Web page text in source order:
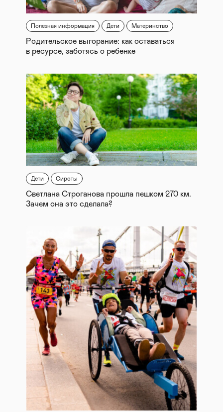
Полезная информация Дети Материнство
Родительское выгорание: как оставаться
в ресурсе, заботясь о ребенке
Дети Сироты
Светлана Строганова прошла пешком 270 км.
Зачем она это сделала?